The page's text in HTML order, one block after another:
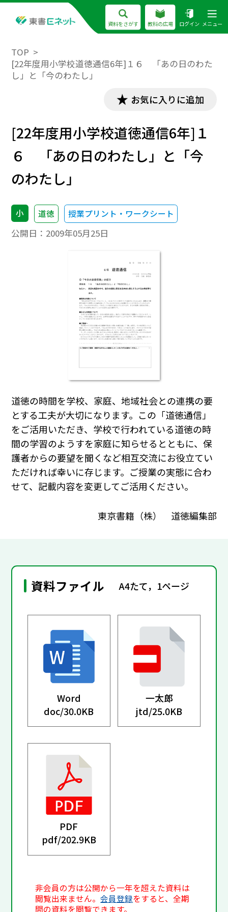
資料をさがす 教科の広場 ログイン メニュー
TOP
[22年度用小学校道徳通信6年]１６ 「あの日のわた
し」と「今のわたし」
お気に入りに追加
[22年度用小学校道徳通信6年]１
６ 「あの日のわたし」と「今
のわたし」
小 道徳 授業プリント・ワークシート
公開日： 2009年05月25日
道徳の時間を学校、家庭、地域社会との連携の要
とする工夫が大切になります。この「道徳通信」
をご活用いただき、学校で行われている道徳の時
間の学習のようすを家庭に知らせるとともに、保
護者からの要望を聞くなど相互交流にお役立てい
ただければ幸いに存じます。ご授業の実態に合わ
せて、記載内容を変更してご活用ください。
東京書籍（株） 道徳編集部
資料ファイル A4たて，1ページ
Word
doc/30.0KB
一太郎
jtd/25.0KB
PDF
pdf/202.9KB
非会員の方は公開から一年を超えた資料は
閲覧出来ません。会員登録をすると、全期
間の資料を閲覧できます。